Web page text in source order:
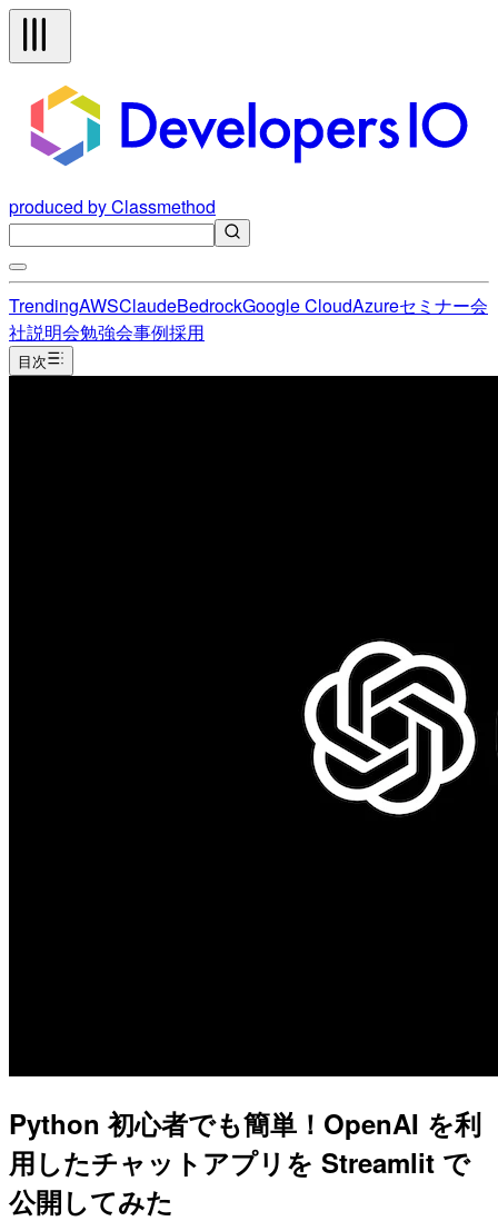
produced by Classmethod
TrendingAWSClaudeBedrockGoogle CloudAzureセミナー会
社説明会勉強会事例採用
目次
Python 初心者でも簡単！OpenAI を利
用したチャットアプリを Streamlit で
公開してみた